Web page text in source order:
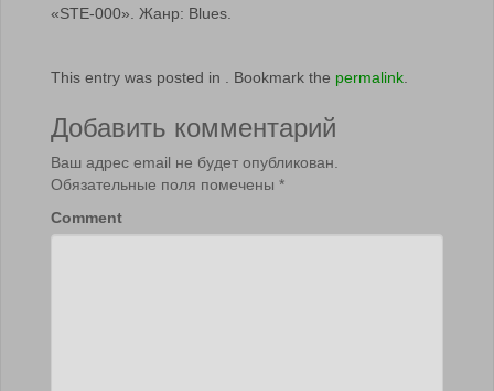
«STE-000». Жанр: Blues.
This entry was posted in . Bookmark the permalink
Добавить комментарий
Ваш адрес email не будет опубликован.
Обязательные поля помечены *
Comment